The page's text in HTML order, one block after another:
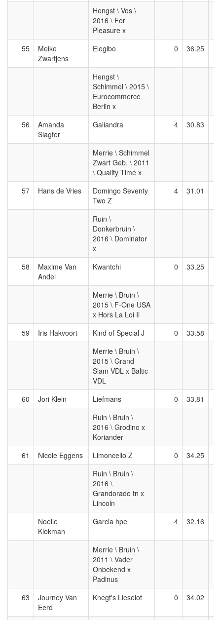
Hengst \ Vos \
2016 \ For
Pleasure x
55
Meike
Zwartjens
Elegibo 0 36.25
Hengst \
Schimmel \ 2015 \
Eurocommerce
Berlin x
56
Amanda
Slagter
Galiandra 4 30.83
Merrie \ Schimmel
Zwart Geb. \ 2011
\ Quality Time x
57
Hans de Vries
Domingo Seventy
Two Z
4 31.01
Ruin \
Donkerbruin \
2016 \ Dominator
x
58
Maxime Van
Andel
Kwantchi 0 33.25
Merrie \ Bruin \
2015 \ F-One USA
x Hors La Loi Ii
59
Iris Hakvoort Kind of Special J 0
33.58
Merrie \ Bruin \
2015 \ Grand
Slam VDL x Baltic
VDL
60
Jori Klein Liefmans 0
33.81
Ruin \ Bruin \
2016 \ Grodino x
Koriander
61
Nicole Eggens Limoncello Z 0
34.25
Ruin \ Bruin \
2016 \
Grandorado tn x
Lincoln
Noelle
Klokman
Garcia hpe 4 32.16
Merrie \ Bruin \
2011 \ Vader
Onbekend x
Padinus
63
Journey Van
Eerd
Knegt's Lieselot 0 34.02